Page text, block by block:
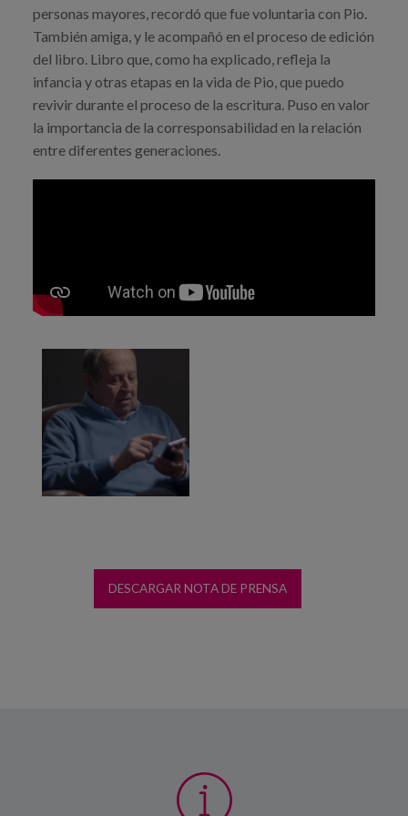
personas mayores, recordó que fue voluntaria con Pio.
También amiga, y le acompañó en el proceso de edición
del libro. Libro que, como ha explicado, refleja la
infancia y otras etapas en la vida de Pio, que puedo
revivir durante el proceso de la escritura. Puso en valor
la importancia de la corresponsabilidad en la relación
entre diferentes generaciones.
DESCARGAR NOTA DE PRENSA